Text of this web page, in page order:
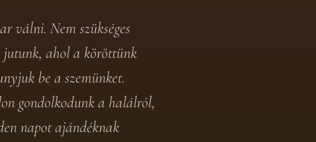
válni. Nem szükséges
jutunk, ahol a köröttünk
be a szemünket.
gondolkodunk a halálról,
napot ajándéknak